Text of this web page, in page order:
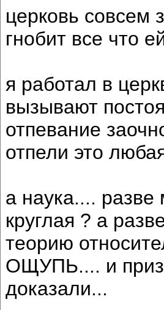
церковь совсем
гнобит все что
я работал в
вызывают
отпевание
отпели это
а наука.... разве
круглая ? а
теорию
ОЩУПЬ.... и
доказали...